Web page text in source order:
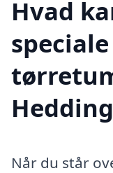
Hvad
Når du står